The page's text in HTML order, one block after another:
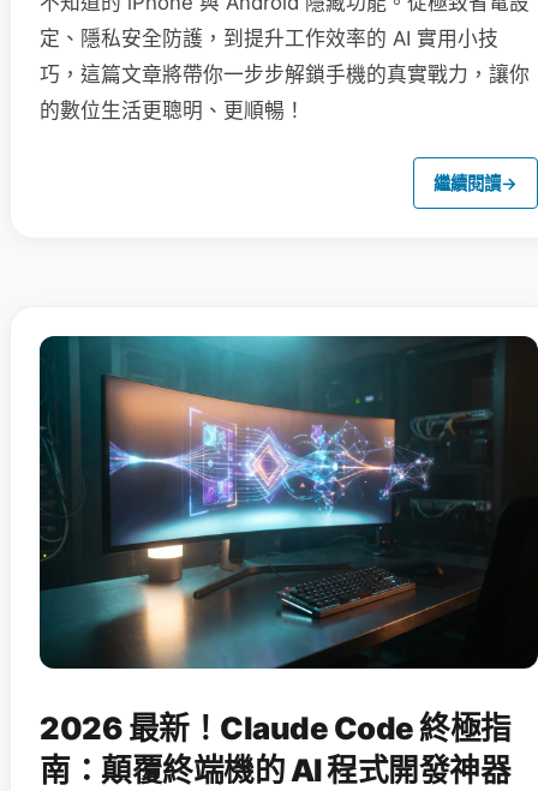
定、隱私安全防護，到提升工作效率的 AI 實用小技
巧，這篇文章將帶你一步步解鎖手機的真實戰力，讓你
的數位生活更聰明、更順暢！
繼續閱讀→
2026 最新！Claude Code 終極指
南：顛覆終端機的 AI 程式開發神器